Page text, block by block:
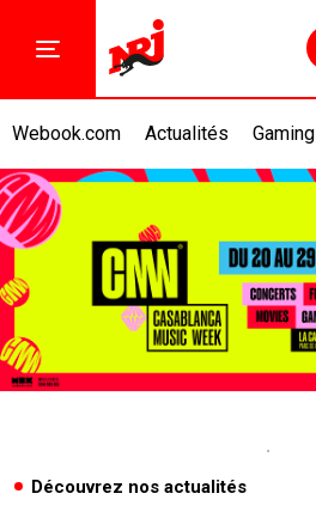
Webook.com Actualités Gaming
Découvrez nos actualités